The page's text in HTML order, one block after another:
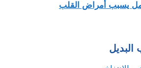
يسبب أمراض القلب
البديل